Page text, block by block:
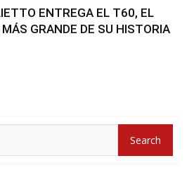
ENTREGA EL T60, EL
GRANDE DE SU HISTORIA
Search